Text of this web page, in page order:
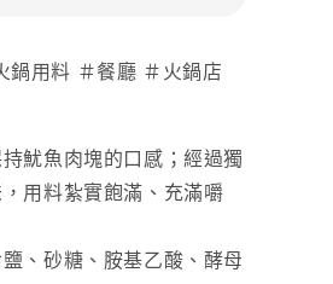
鍋用料 ＃餐廳 ＃火鍋店
魷魚肉塊的口感；經過獨
用料紮實飽滿、充滿嚼
、砂糖、胺基乙酸、酵母